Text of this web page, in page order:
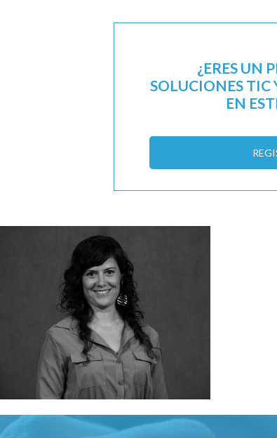
¿ERES UN
SOLUCIONES TIC
EN